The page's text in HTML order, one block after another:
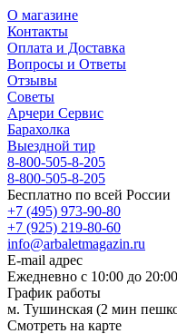
О магазине
Контакты
Оплата и Доставка
Вопросы и Ответы
Отзывы
Советы
Арчери Сервис
Барахолка
Выездной тир
8-800-505-8-205
8-800-505-8-205
Бесплатно по всей России
+7 (495) 973-90-80
+7 (925) 219-80-60
info@arbaletmagazin.ru
E-mail адрес
Ежедневно с 10:00 до 20:00
График работы
м. Тушинская (2 мин
Смотреть на карте